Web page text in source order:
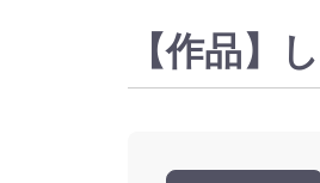
【作品】